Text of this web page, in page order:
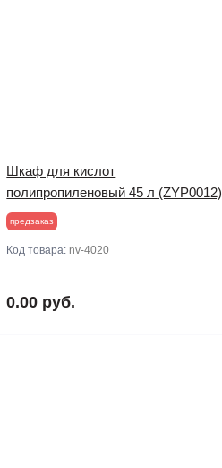
Шкаф для кислот
полипропиленовый 45 л (ZYP0012)
предзаказ
Код товара:nv-4020
0.00 руб.